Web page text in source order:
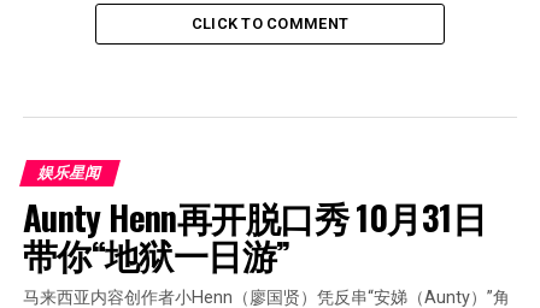
CLICK TO COMMENT
娱乐星闻
Aunty Henn再开脱口秀 10月31日
带你“地狱一日游”
马来西亚内容创作者小Henn（廖国贤）凭反串“安娣（Aunty）”角